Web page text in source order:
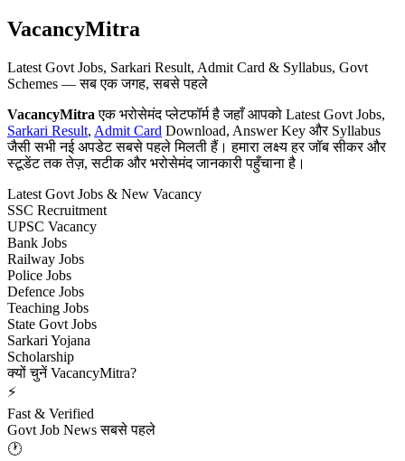
VacancyMitra
Latest Govt Jobs, Sarkari Result, Admit Card & Syllabus, Govt
Schemes — सब एक जगह, सबसे पहले
VacancyMitra एक भरोसेमंद प्लेटफॉर्म है जहाँ आपको Latest Govt Jobs,
Sarkari Result, Admit Card Download, Answer Key और Syllabus
जैसी सभी नई अपडेट सबसे पहले मिलती हैं। हमारा लक्ष्य हर जॉब सीकर और
स्टूडेंट तक तेज़, सटीक और भरोसेमंद जानकारी पहुँचाना है।
Latest Govt Jobs & New Vacancy
SSC Recruitment
UPSC Vacancy
Bank Jobs
Railway Jobs
Police Jobs
Defence Jobs
Teaching Jobs
State Govt Jobs
Sarkari Yojana
Scholarship
क्यों चुनें VacancyMitra?
⚡
Fast & Verified
Govt Job News सबसे पहले
🕐